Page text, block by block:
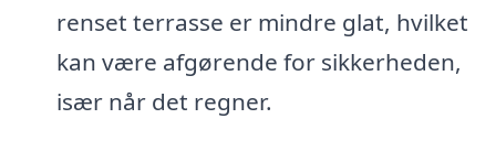
renset terrasse er mindre glat, hvilket
kan være afgørende for sikkerheden,
især når det regner.